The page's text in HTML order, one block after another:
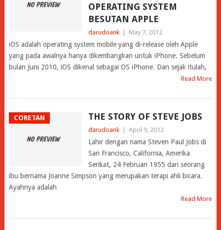
OPERATING SYSTEM
BESUTAN APPLE
darudoank May 7, 2012
iOS adalah operating system mobile yang di-release oleh Apple
yang pada awalnya hanya dikembangkan untuk iPhone. Sebelum
bulan Juni 2010, iOS dikenal sebagai OS iPhone. Dan sejak itulah,
Read More
CORETAN THE STORY OF STEVE JOBS
darudoank April 9, 2012
Lahir dengan nama Steven Paul Jobs di
San Francisco, California, Amerika
Serikat, 24 Februari 1955 dari seorang
ibu bernama Joanne Simpson yang merupakan terapi ahli bicara.
Ayahnya adalah
Read More